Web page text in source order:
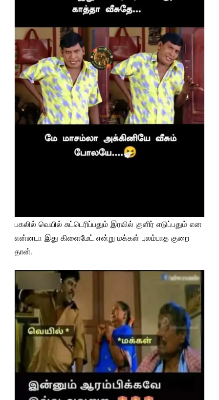
பகலில் வெயில் சுட்டெரிப்பதும் இரவில் குளிர் எடுப்பதும் என
என்னடா இது கிளைமேட் என்று மக்கள் புலம்பாத குறை
தான்.